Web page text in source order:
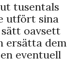
tusentals
utfört sina
oavsett
ersätta dem
eventuell